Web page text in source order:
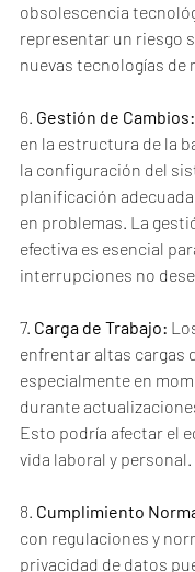
obsolescencia
representar un riesgo
nuevas tecnologías de
6. Gestión de Cambios:
en la estructura de la
la configuración del
planificación
en problemas. La
efectiva es esencial
interrupciones no
7. Carga de Trabajo:
enfrentar altas cargas
especialmente en
durante
Esto podría afectar el
vida laboral y personal.
8. Cumplimiento
con regulaciones y
privacidad de datos